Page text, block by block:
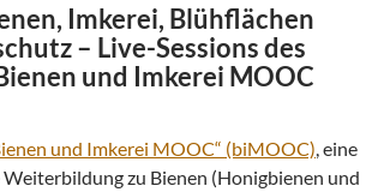
Imkerei, Blühflächen
– Live-Sessions des
und Imkerei MOOC
und Imkerei MOOC“ (biMOOC) , eine
zu Bienen (Honigbienen und